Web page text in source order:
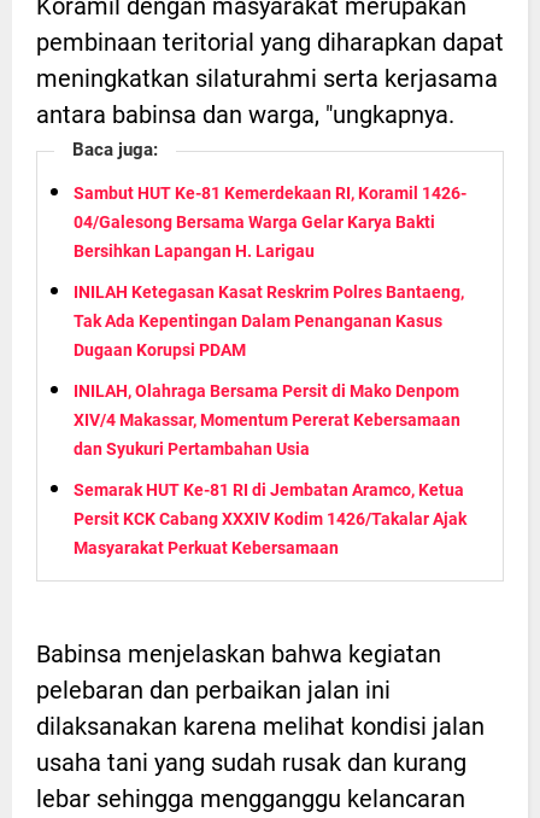
pembinaan teritorial yang diharapkan dapat
meningkatkan silaturahmi serta kerjasama
antara babinsa dan warga, "ungkapnya.
Baca juga:
Sambut HUT Ke-81 Kemerdekaan RI, Koramil 1426-
04/Galesong Bersama Warga Gelar Karya Bakti
Bersihkan Lapangan H. Larigau
INILAH Ketegasan Kasat Reskrim Polres Bantaeng,
Tak Ada Kepentingan Dalam Penanganan Kasus
Dugaan Korupsi PDAM
INILAH, Olahraga Bersama Persit di Mako Denpom
XIV/4 Makassar, Momentum Pererat Kebersamaan
dan Syukuri Pertambahan Usia
Semarak HUT Ke-81 RI di Jembatan Aramco, Ketua
Persit KCK Cabang XXXIV Kodim 1426/Takalar Ajak
Masyarakat Perkuat Kebersamaan
Babinsa menjelaskan bahwa kegiatan
pelebaran dan perbaikan jalan ini
dilaksanakan karena melihat kondisi jalan
usaha tani yang sudah rusak dan kurang
lebar sehingga mengganggu kelancaran